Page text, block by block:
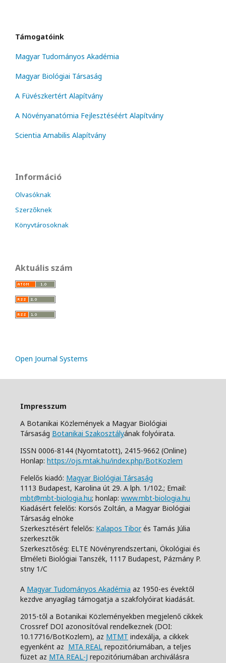
Támogatóink
Magyar Tudományos Akadémia
Magyar Biológiai Társaság
A Füvészkertért Alapítvány
A Növényanatómia Fejlesztéséért Alapítvány
Scientia Amabilis Alapítvány
Információ
Olvasóknak
Szerzőknek
Könyvtárosoknak
Aktuális szám
Open Journal Systems
Impresszum
A Botanikai Közlemények a Magyar Biológiai
Társaság Botanikai Szakosztályának folyóirata.
ISSN 0006-8144 (Nyomtatott), 2415-9662 (Online)
Honlap: https://ojs.mtak.hu/index.php/BotKozlem
Felelős kiadó: Magyar Biológiai Társaság
1113 Budapest, Karolina út 29. A lph. 1/102.; Email:
mbt@mbt-biologia.hu; honlap: www.mbt-biologia.hu
Kiadásért felelős: Korsós Zoltán, a Magyar Biológiai
Társaság elnöke
Szerkesztésért felelős: Kalapos Tiborés Tamás Júlia
szerkesztők
Szerkesztőség: ELTE Növényrendszertani, Ökológiai és
Elméleti Biológiai Tanszék, 1117 Budapest, Pázmány P.
stny 1/C
A Magyar Tudományos Akadémia az 1950-es évektől
kezdve anyagilag támogatja a szakfolyóirat kiadását.
2015-től a Botanikai Közleményekben megjelenő cikkek
Crossref DOI azonosítóval rendelkeznek (DOI:
10.17716/BotKozlem), az MTMT indexálja, a cikkek
egyenként az MTA REAL repozitóriumában, a teljes
füzet az MTA REAL-J repozitóriumában archiválásra